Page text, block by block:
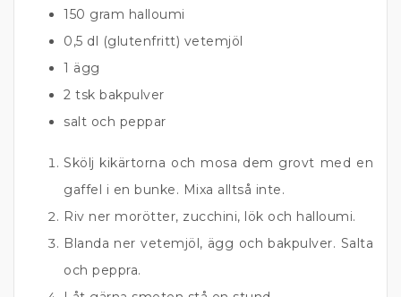
150 gram halloumi
0,5 dl (glutenfritt) vetemjöl
1 ägg
2 tsk bakpulver
salt och peppar
Skölj kikärtorna och mosa dem grovt med en
gaffel i en bunke. Mixa alltså inte.
Riv ner morötter, zucchini, lök och halloumi.
Blanda ner vetemjöl, ägg och bakpulver. Salta
och peppra.